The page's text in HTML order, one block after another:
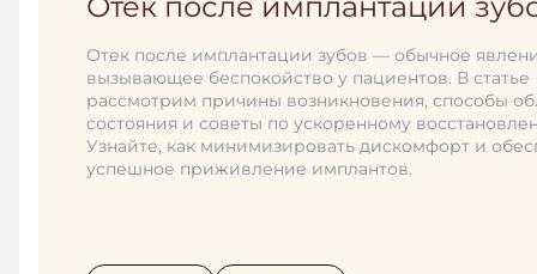
определить стоимость
Этапы протезирования зубов на имплантатах.
Из чего складывается стоимость лечения
Дополнительные расходы
Сколько стоит протезирование на имплантатах
Отек после имплантации зубов — обычное
вызывающее беспокойство у пациентов. В статье
рассмотрим причины возникновения, способы
состояния и советы по ускоренному
Узнайте, как минимизировать дискомфорт и
успешное приживление имплантов.